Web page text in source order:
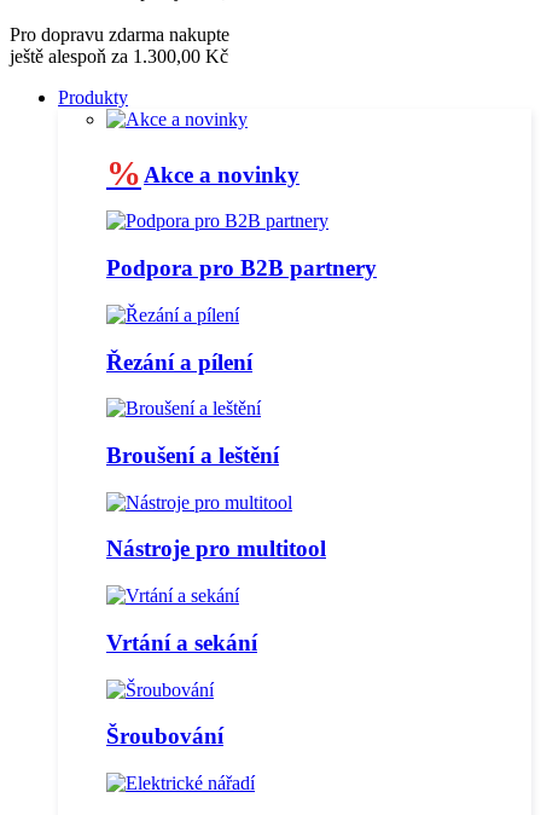
Pro dopravu zdarma nakupte
ještě alespoň za 1.300,00 Kč
Produkty
% Akce a novinky
Podpora pro B2B partnery
Řezání a pílení
Broušení a leštění
Nástroje pro multitool
Vrtání a sekání
Šroubování